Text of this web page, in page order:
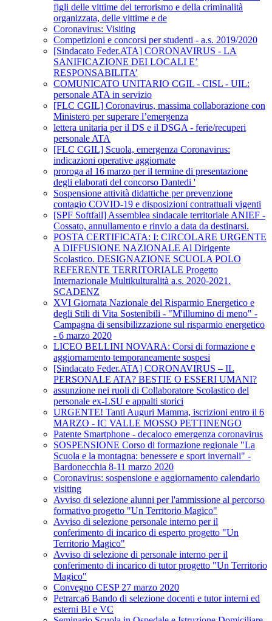
figli delle vittime del terrorismo e della criminalità
organizzata, delle vittime e de
Coronavirus: Visiting
Competizioni e concorsi per studenti - a.s. 2019/2020
[Sindacato Feder.ATA] CORONAVIRUS - LA
SANIFICAZIONE DEI LOCALI E’
RESPONSABILITA’
COMUNICATO UNITARIO CGIL - CISL - UIL:
personale ATA in servizio
[FLC CGIL] Coronavirus, massima collaborazione con
Ministero per superare l’emergenza
lettera unitaria per il DS e il DSGA - ferie/recuperi
personale ATA
[FLC CGIL] Scuola, emergenza Coronavirus:
indicazioni operative aggiornate
proroga al 16 marzo per il termine di presentazione
degli elaborati del concorso Dantedi '
Sospensione attività didattiche per prevenzione
contagio COVID-19 e disposizioni contrattuali vigenti
[SPF Softfail] Assemblea sindacale territoriale ANIEF -
Cossato, annullamento e rinvio a data da destinarsi.
POSTA CERTIFICATA: I: CIRCOLARE URGENTE
A DIFFUSIONE NAZIONALE Al Dirigente
Scolastico. DESIGNAZIONE SCUOLA POLO
REFERENTE TERRITORIALE Progetto
Internazionale Multikulturalità a.s. 2020-2021.
SCADENZ
XVI Giornata Nazionale del Risparmio Energetico e
degli Stili di Vita Sostenibili - "M'illumino di meno" -
Campagna di sensibilizzazione sul risparmio energetico
- 6 marzo 2020
LICEO BELLINI NOVARA: Corsi di formazione e
aggiornamento temporaneamente sospesi
[Sindacato Feder.ATA] CORONAVIRUS – IL
PERSONALE ATA? BESTIE O ESSERI UMANI?
assunzione nei ruoli di Collaboratore Scolastico del
personale ex-LSU e appalti storici
URGENTE! Tanti Auguri Mamma, iscrizioni entro il 6
MARZO - IC VALLE MOSSO PETTINENGO
Patente Smartphone - decaloco emergenza coronavirus
SOSPENSIONE Corso di formazione regionale "La
Scuola e la montagna: benessere e sport invernali" -
Bardonecchia 8-11 marzo 2020
Coronavirus: sospensione e aggiornamento calendario
visiting
Avviso di selezione alunni per l'ammissione al percorso
formativo progetto "Un Territorio Magico"
Avviso di selezione personale interno per il
conferimento di incarico di esperto progetto "Un
Territorio Magico"
Avviso di selezione di personale interno per il
conferimento di incarico di tutor progetto "Un Territorio
Magico"
Convegno CESP 27 marzo 2020
Petrarca6 Bando di selezione docenti e tutor interni ed
esterni BI e VC